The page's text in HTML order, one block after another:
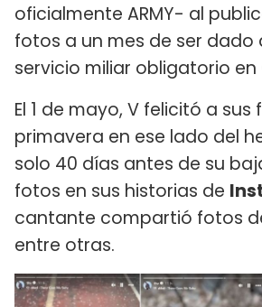
oficialmente ARMY- al
fotos a un mes de ser dado
servicio miliar obligatorio en
El 1 de mayo, V felicitó a sus
primavera en ese lado del
solo 40 días antes de su
fotos en sus historias de
cantante compartió fotos
entre otras.